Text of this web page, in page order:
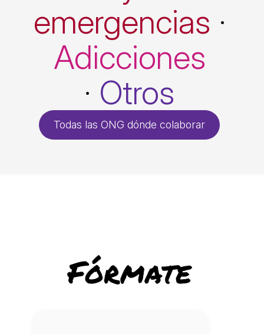
emergencias ·
Adicciones
· Otros
Todas las ONG dónde colaborar
Fórmate